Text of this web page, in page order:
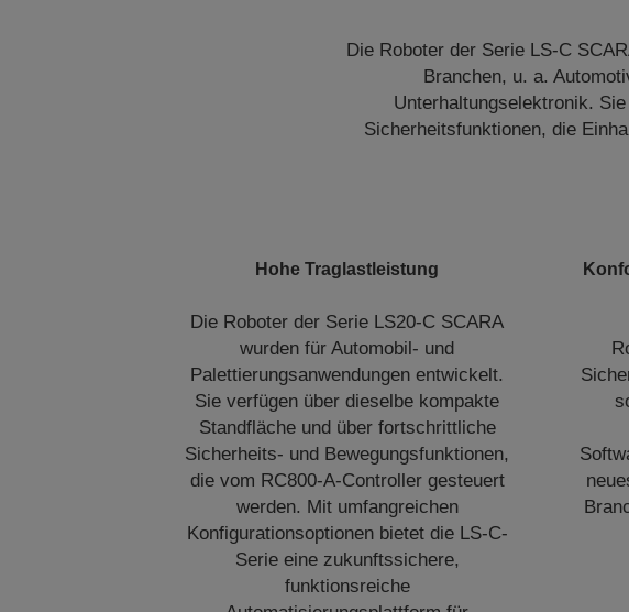
Die Roboter der Serie LS-C
Branchen, u. a.
Unterhaltungselektronik.
Sicherheitsfunktionen, die
Hohe Traglastleistung
Die Roboter der Serie LS20‑C SCARA
wurden für Automobil- und
Palettierungsanwendungen entwickelt.
Sie verfügen über dieselbe kompakte
Standfläche und über fortschrittliche
Sicherheits- und Bewegungsfunktionen,
die vom RC800‑A-Controller gesteuert
werden. Mit umfangreichen
Konfigurationsoptionen bietet die LS‑C-
Serie eine zukunftssichere,
funktionsreiche